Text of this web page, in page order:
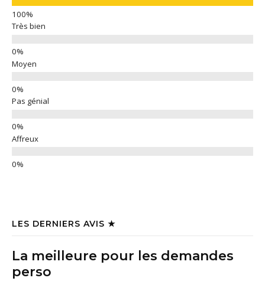
Très bien
Moyen
Pas génial
Affreux
LES DERNIERS AVIS ★
La meilleure pour les demandes
perso